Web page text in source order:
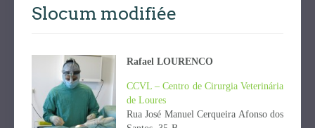
Slocum modifiée
Rafael LOURENCO
CCVL – Centro de Cirurgia Veterinária
de Loures
Rua José Manuel Cerqueira Afonso dos